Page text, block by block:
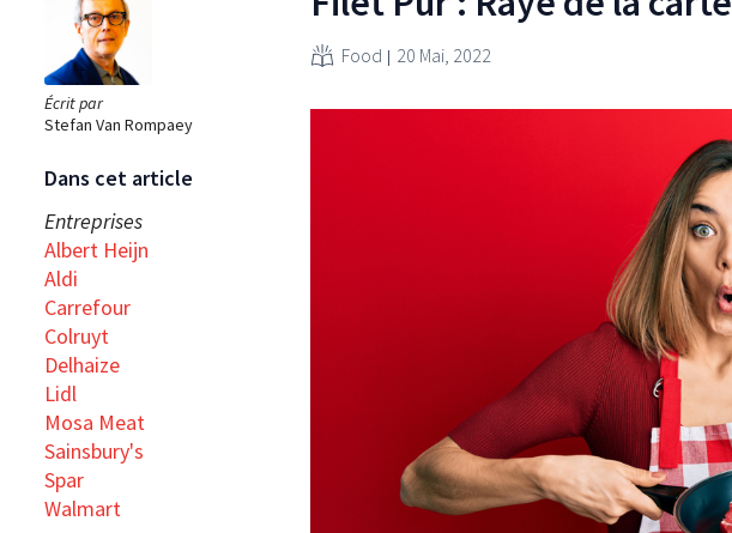
Écrit par
Stefan Van Rompaey
Dans cet article
Entreprises
Albert Heijn
Aldi
Carrefour
Colruyt
Delhaize
Lidl
Mosa Meat
Sainsbury's
Spar
Walmart
Food 20 Mai, 2022